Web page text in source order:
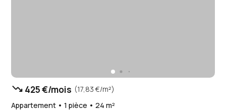
trending_down 425 €/mois (17,83 €/m²)
Appartement • 1 pièce • 24 m²